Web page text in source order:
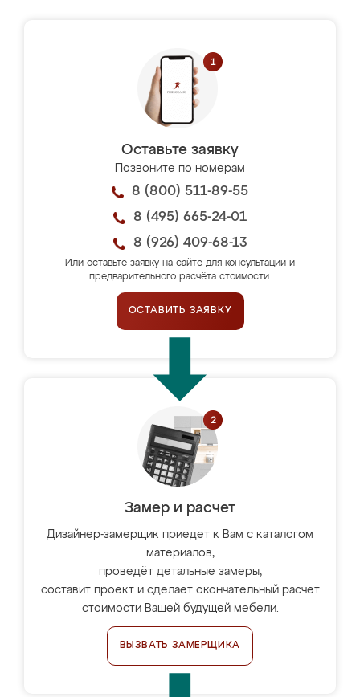
Оставьте заявку
Позвоните по номерам
8 (800) 511-89-55
8 (495) 665-24-01
8 (926) 409-68-13
Или оставьте заявку на сайте для консультации и
предварительного расчёта стоимости.
ОСТАВИТЬ ЗАЯВКУ
Замер и расчет
Дизайнер-замерщик приедет к Вам с каталогом
материалов,
проведёт детальные замеры,
составит проект и сделает окончательный расчёт
стоимости Вашей будущей мебели.
ВЫЗВАТЬ ЗАМЕРЩИКА